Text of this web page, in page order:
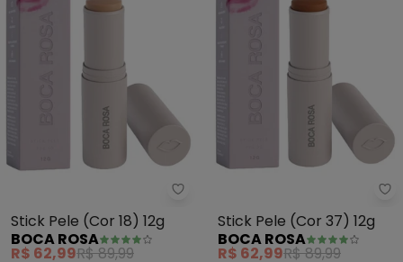
Boca Rosa - Stick Pele (Cor 18)
Stick Pele (Cor 18) 12g
BOCA ROSA
R$ 62,99R$ 89,99
Stick Pele (Cor 37) 12g
BOCA ROSA
R$ 62,99R$ 89,99